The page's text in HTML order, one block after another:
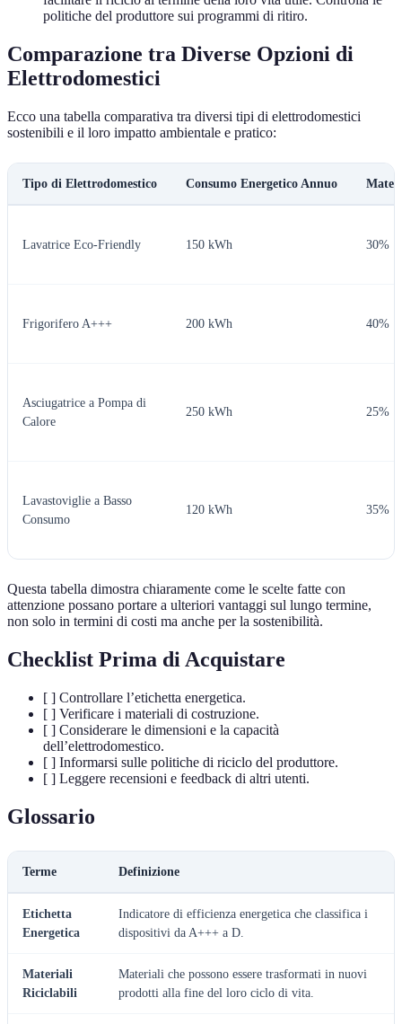
politiche del produttore sui programmi di ritiro.
Comparazione tra Diverse Opzioni di
Elettrodomestici
Ecco una tabella comparativa tra diversi tipi di elettrodomestici
sostenibili e il loro impatto ambientale e pratico:
Tipo di Elettrodomestico Consumo Energetico Annuo
Lavatrice Eco-Friendly 150 kWh 30%
Frigorifero A+++ 200 kWh 40%
Asciugatrice a Pompa di
Calore
250 kWh 25%
Lavastoviglie a Basso
Consumo
120 kWh 35%
Questa tabella dimostra chiaramente come le scelte fatte con
attenzione possano portare a ulteriori vantaggi sul lungo termine,
non solo in termini di costi ma anche per la sostenibilità.
Checklist Prima di Acquistare
[ ] Controllare l’etichetta energetica.
[ ] Verificare i materiali di costruzione.
[ ] Considerare le dimensioni e la capacità
dell’elettrodomestico.
[ ] Informarsi sulle politiche di riciclo del produttore.
[ ] Leggere recensioni e feedback di altri utenti.
Glossario
Terme Definizione
Etichetta
Energetica
Indicatore di efficienza energetica che classifica i
dispositivi da A+++ a D.
Materiali
Riciclabili
Materiali che possono essere trasformati in nuovi
prodotti alla fine del loro ciclo di vita.